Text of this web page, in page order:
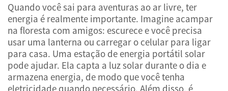
Quando você sai para aventuras ao ar livre, ter
energia é realmente importante. Imagine acampar
na floresta com amigos: escurece e você precisa
usar uma lanterna ou carregar o celular para ligar
para casa. Uma estação de energia portátil solar
pode ajudar. Ela capta a luz solar durante o dia e
armazena energia, de modo que você tenha
eletricidade quando necessário. Além disso, é